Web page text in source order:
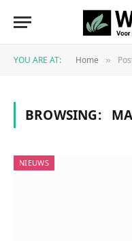
YOU ARE AT: Home »
BROWSING:
NIEUWS